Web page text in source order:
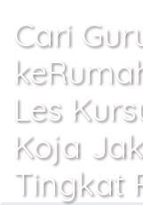
Cari
Les
Koja
Tingkat